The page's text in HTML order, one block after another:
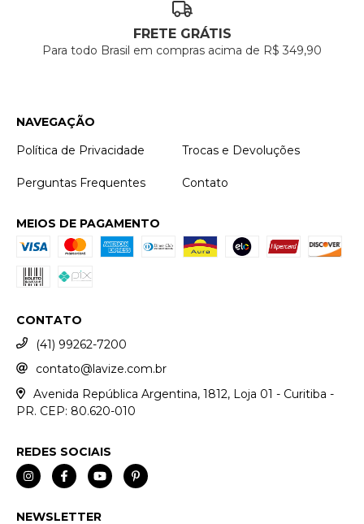
FRETE GRÁTIS
Para todo Brasil em compras acima de R$ 349,90
NAVEGAÇÃO
Política de Privacidade
Trocas e Devoluções
Perguntas Frequentes Contato
MEIOS DE PAGAMENTO
CONTATO
(41) 99262-7200
contato@lavize.com.br
Avenida República Argentina, 1812, Loja 01 - Curitiba -
PR. CEP: 80.620-010
REDES SOCIAIS
NEWSLETTER